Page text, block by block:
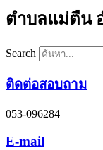
ตำบลแม่ตืน
Search
ติดต่อสอบถาม
053-096284
E-mail